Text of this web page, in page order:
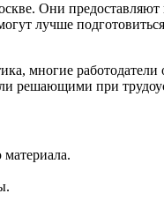
Они
лучше
многие
решающими при